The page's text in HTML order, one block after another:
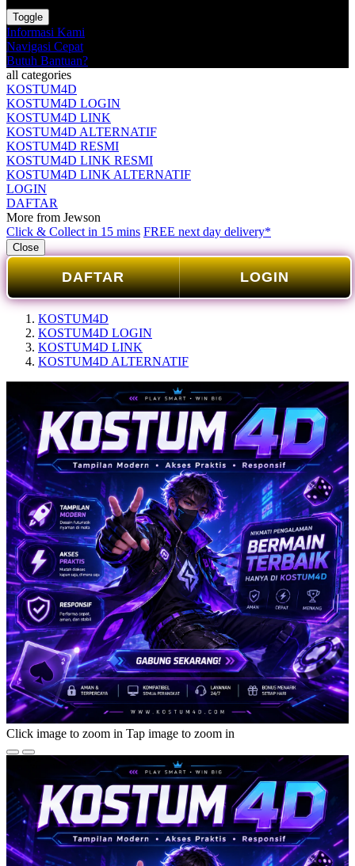
Toggle
Informasi Kami
Navigasi Cepat
Butuh Bantuan?
all categories
KOSTUM4D
KOSTUM4D LOGIN
KOSTUM4D LINK
KOSTUM4D ALTERNATIF
KOSTUM4D RESMI
KOSTUM4D LINK RESMI
KOSTUM4D LINK ALTERNATIF
LOGIN
DAFTAR
More from Jewson
Click & Collect in 15 mins FREE next day delivery*
Close
DAFTAR LOGIN
KOSTUM4D
KOSTUM4D LOGIN
KOSTUM4D LINK
KOSTUM4D ALTERNATIF
Click image to zoom in Tap image to zoom in